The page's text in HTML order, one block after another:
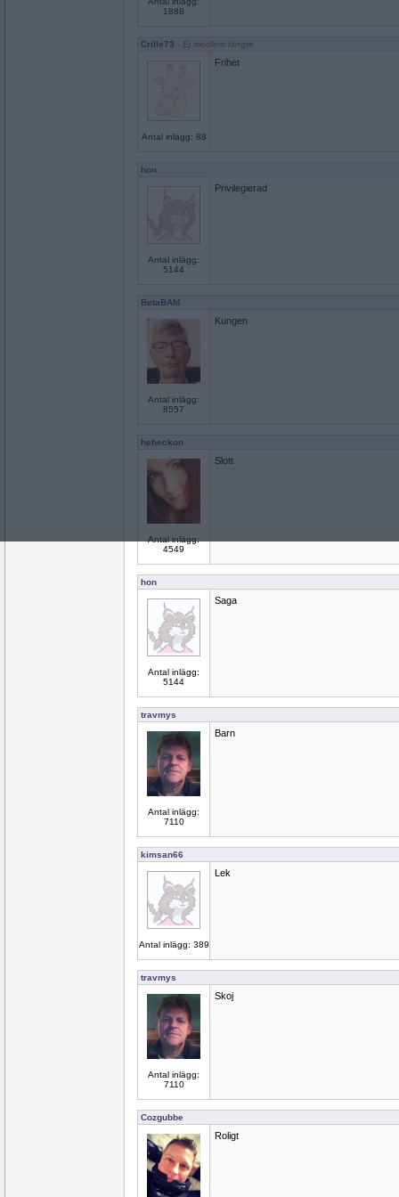
1888
Crille73 - Ej medlem längre
Antal inlägg: 88
Frihet
hon
Antal inlägg:
5144
Privilegierad
BetaBAM
Antal inlägg:
8557
Kungen
heheckon
Antal inlägg:
4549
Slott
hon
Antal inlägg:
5144
Saga
travmys
Antal inlägg:
7110
Barn
kimsan66
Antal inlägg: 389
Lek
travmys
Antal inlägg:
7110
Skoj
Cozgubbe
Roligt